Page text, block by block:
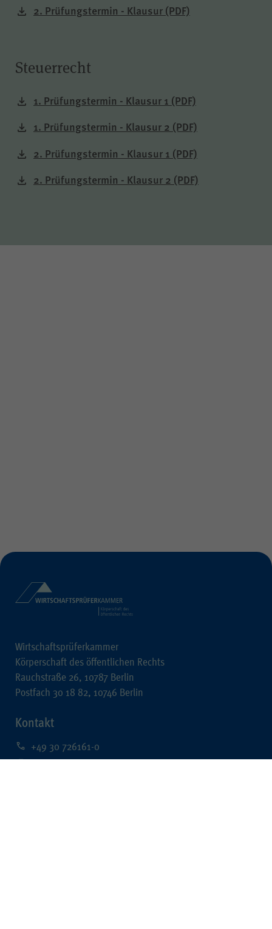
2. Prüfungstermin - Klausur (PDF)
Steuerrecht
1. Prüfungstermin - Klausur 1 (PDF)
1. Prüfungstermin - Klausur 2 (PDF)
2. Prüfungstermin - Klausur 1 (PDF)
2. Prüfungstermin - Klausur 2 (PDF)
Wirtschaftsprüferkammer
Körperschaft des öffentlichen Rechts
Rauchstraße 26, 10787 Berlin
Postfach 30 18 82, 10746 Berlin
Kontakt
+49 30 726161-0
+49 30 726161-212